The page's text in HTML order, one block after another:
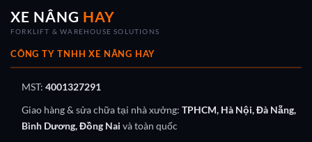
XE NÂNG HAY
FORKLIFT & WAREHOUSE SOLUTIONS
CÔNG TY TNHH XE NÂNG HAY
MST: 4001327291
Giao hàng & sửa chữa tại nhà xưởng: TPHCM, Hà Nội, Đà Nẵng,
Bình Dương, Đồng Nai và toàn quốc